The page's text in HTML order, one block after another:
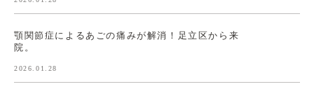
顎関節症によるあごの痛みが解消！足立区から来
院。
2026.01.28